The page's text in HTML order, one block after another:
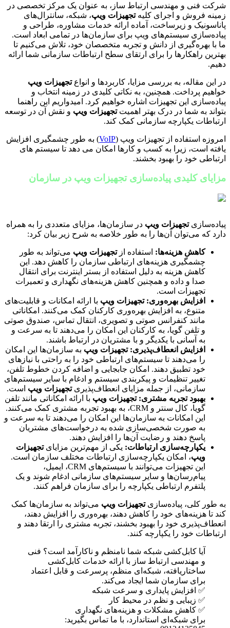
شرکت فنی و مهندسی ارتباط ساز، به عنوان یک مرکز تخصصی در
زمینه فروش و اجرای کلیهتجهیزات ویپ، شبکه، سانترال‌های
پاناسونیک و زیرساخت، آماده ارائه خدمات مشاوره، طراحی و
پیاده‌سازی سیستم‌های ویپ برای سازمان‌ها در تمامی ابعاد است.
ما با بهره‌گیری از دانش و تجربه متخصصان خود، تلاش می‌کنیم تا
بهترین راهکارها را برای ارتقای سطح ارتباطات سازمانی شما ارائه
دهیم.
در این مقاله، به بررسی مزایا، کاربردها و انواعتجهیزات ویپ
خواهیم پرداخت. همچنین، به نکاتی کلیدی در زمینه انتخاب و
پیاده‌سازی این تجهیزات اشاره خواهیم کرد. امیدواریم این راهنما
بتواند به شما در درک بهتر اهمیتتجهیزات ویپ و نقش آن در توسعه
ارتباطات یکپارچه سازمانی کمک کند.
امروزه استفاده از تجهیزات ویپ (VoIP) به طور چشمگیری افزایش
یافته است، زیرا به کسب و کارها امکان می دهد تا سیستم های
ارتباطی خود را بهبود بخشند.
مزایای کلیدی پیاده‌سازی تجهیزات ویپ در سازمان
پیاده‌سازیتجهیزات ویپ در سازمان‌ها، مزایای متعددی را به همراه
دارد که می‌توان آن‌ها را به طور خلاصه به شرح زیر بیان کرد:
کاهش هزینه‌ها: استفاده ازتجهیزات ویپ می‌تواند به طور
چشمگیری هزینه‌های ارتباطی سازمان را کاهش دهد. این
کاهش هزینه به دلیل استفاده از بستر اینترنت برای انتقال
صدا و داده و همچنین کاهش هزینه‌های نگهداری و تعمیرات
تجهیزات است.
افزایش بهره‌وری: تجهیزات ویپ با ارائه امکانات و قابلیت‌های
متنوع، به افزایش بهره‌وری کارکنان کمک می‌کنند. امکاناتی
مانند کنفرانس صوتی و تصویری، انتقال تماس، صندوق صوتی
و تلفن گویا، به کارکنان این امکان را می‌دهند تا به سرعت و
به آسانی با یکدیگر و با مشتریان در ارتباط باشند.
افزایش انعطاف‌پذیری: تجهیزات ویپ به سازمان‌ها این امکان
را می‌دهند تا سیستم‌های ارتباطی خود را به راحتی با نیازهای
خود تطبیق دهند. امکان جابجایی و اضافه کردن خطوط تلفن،
تغییر تنظیمات و پیکربندی سیستم و ادغام با سایر سیستم‌های
سازمانی، از جمله مزایای انعطاف‌پذیریتجهیزات ویپ است.
بهبود تجربه مشتری: تجهیزات ویپ با ارائه امکاناتی مانند تلفن
گویا، کال سنتر و CRM، به بهبود تجربه مشتری کمک می‌کنند.
این امکانات به سازمان‌ها این امکان را می‌دهند تا به سرعت و
به صورت شخصی‌سازی شده به درخواست‌های مشتریان
پاسخ دهند و رضایت آن‌ها را افزایش دهند.
یکپارچه‌سازی ارتباطات: یکی از مهم‌ترین مزایایتجهیزات
ویپ، امکان یکپارچه‌سازی ارتباطات مختلف سازمان است.
این تجهیزات می‌توانند با سیستم‌های CRM، ایمیل،
پیام‌رسان‌ها و سایر سیستم‌های سازمانی ادغام شوند و یک
پلتفرم ارتباطی یکپارچه را برای سازمان فراهم کنند.
به طور کلی، پیاده‌سازیتجهیزات ویپ می‌تواند به سازمان‌ها کمک
کند تا هزینه‌های خود را کاهش دهند، بهره‌وری را افزایش دهند،
انعطاف‌پذیری خود را بهبود بخشند، تجربه مشتری را ارتقا دهند و
ارتباطات خود را یکپارچه کنند.
آیا کابل‌کشی شبکه شما نامنظم و ناکارآمد است؟ فنی
و مهندسی ارتباط ساز با ارائه خدمات کابل‌کشی
ساختاریافته، شبکه‌ای منظم، پرسرعت و قابل اعتماد
برای سازمان شما ایجاد می‌کند.
✅ افزایش پایداری و سرعت شبکه
✅ زیبایی و نظم در محیط کار
✅ کاهش مشکلات و هزینه‌های نگهداری
برای شبکه‌ای استاندارد، با ما تماس بگیرید: